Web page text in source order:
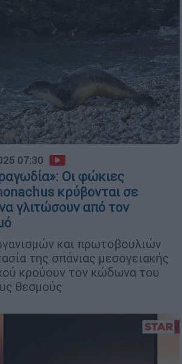
07:30
Οι φώκιες
κρύβονται σε
γλιτώσουν από τον
και πρωτοβουλιών
της σπάνιας μεσογειακής
κρούουν τον κώδωνα του
θεσμούς